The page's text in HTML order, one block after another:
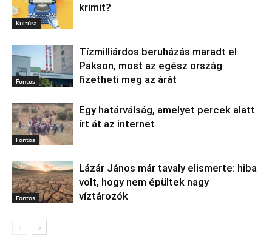
Kultúra
krimit?
Fontos
Tízmilliárdos beruházás maradt el
Pakson, most az egész ország
fizetheti meg az árát
Fontos
Egy határválság, amelyet percek alatt
írt át az internet
Fontos
Lázár János már tavaly elismerte: hiba
volt, hogy nem épültek nagy
víztározók